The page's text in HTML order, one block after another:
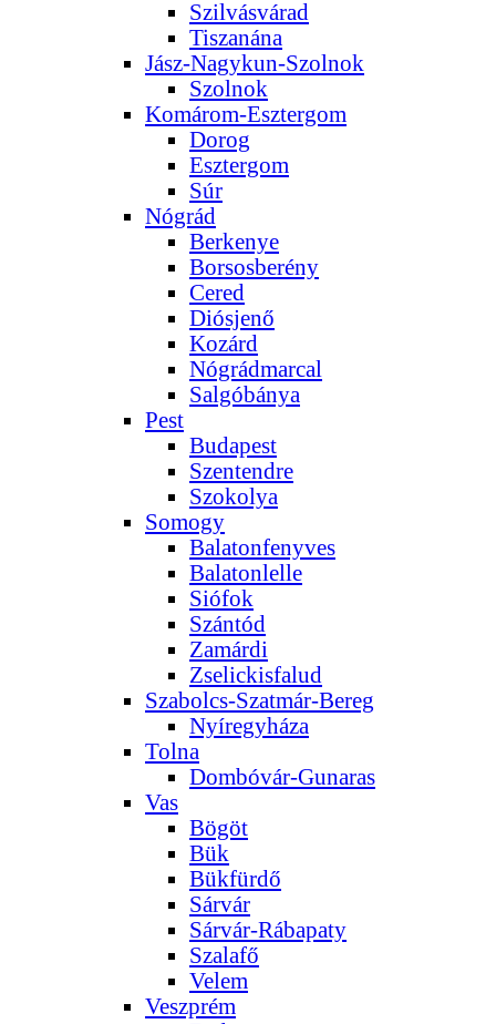
Szilvásvárad
Tiszanána
Jász-Nagykun-Szolnok
Szolnok
Komárom-Esztergom
Dorog
Esztergom
Súr
Nógrád
Berkenye
Borsosberény
Cered
Diósjenő
Kozárd
Nógrádmarcal
Salgóbánya
Pest
Budapest
Szentendre
Szokolya
Somogy
Balatonfenyves
Balatonlelle
Siófok
Szántód
Zamárdi
Zselickisfalud
Szabolcs-Szatmár-Bereg
Nyíregyháza
Tolna
Dombóvár-Gunaras
Vas
Bögöt
Bük
Bükfürdő
Sárvár
Sárvár-Rábapaty
Szalafő
Velem
Veszprém